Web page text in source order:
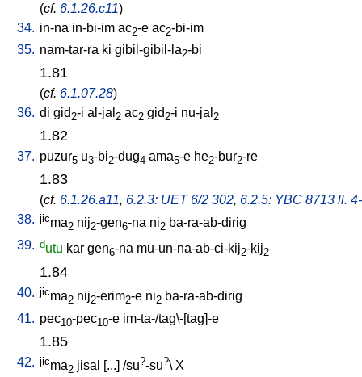
(cf. 6.1.26.c11)
34. in-na in-bi-im ac2-e ac2-bi-im
35. nam-tar-ra ki gibil-gibil-la2-bi
1.81
(cf. 6.1.07.28)
36. di gid 2-i al-jal 2 ac2 gid 2-i nu-jal 2
1.82
37. puzur5 u3-bi2-dug4 ama5-e he2-bur2-re
1.83
(cf. 6.1.26.a11, 6.2.3: UET 6/2 302, 6.2.5: YBC 8713 ll.
38. jicma2 nij2-gen6-na ni2 ba-ra-ab-dirig
39. dutu kar gen6-na mu-un-na-ab-ci-kij2-kij2
1.84
40. jicma2 nij2-erim2-e ni2 ba-ra-ab-dirig
41. pec10-pec10-e im-ta-/tag\-[tag]-e
1.85
42. jicma2 jisal [...] /su?-su?\ X